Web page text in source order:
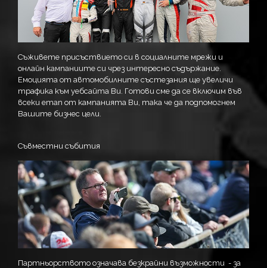
Съживете присъствието си в социалните мрежи и
онлайн кампаниите си чрез интересно съдържание.
Емоцията от автомобилните състезания ще увеличи
трафика към уебсайта Ви. Готови сме да се включим във
всеки етап от кампанията Ви, така че да подпомогнем
Вашите бизнес цели.
Съвместни събития
Партньорството означава безкрайни възможности - за